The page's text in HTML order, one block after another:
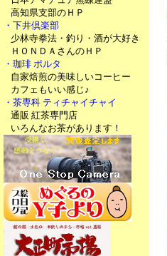
高知県支部のＨＰ
・下井倶楽部
少林寺拳法・釣り・酒が大好き
ＨＯＮＤＡさんのＨＰ
・珈琲 ポルタ
自家焙煎の美味しいコーヒー
カフェもいい感じ♪
・茶専科 ティチャイチャイ
通販 紅茶専門店
いろんなお茶があります！